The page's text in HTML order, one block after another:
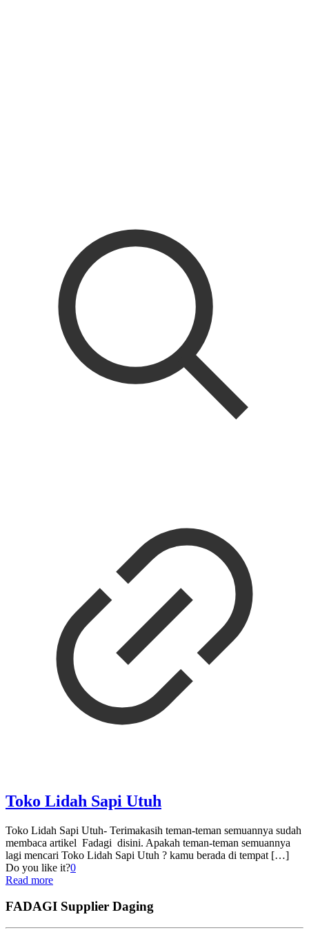
Toko Lidah Sapi Utuh
Toko Lidah Sapi Utuh- Terimakasih teman-teman semuannya sudah
membaca artikel Fadagi disini. Apakah teman-teman semuannya
lagi mencari Toko Lidah Sapi Utuh ? kamu berada di tempat […]
Do you like it?0
Read more
FADAGI Supplier Daging